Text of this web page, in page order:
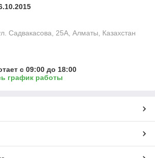
Садвакасова, 25А, Алматы, Казахстан
с 09:00 до 18:00
график работы